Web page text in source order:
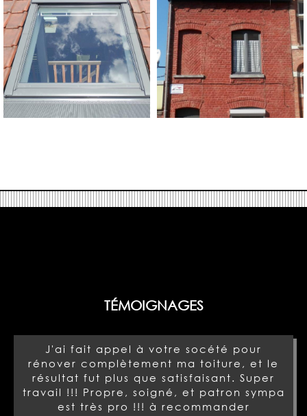
TÉMOIGNAGES
J'ai fait appel à votre socété pour
rénover complètement ma toiture, et le
résultat fut plus que satisfaisant. Super
travail !!! Propre, soigné, et patron sympa
est très pro !!! à recommander